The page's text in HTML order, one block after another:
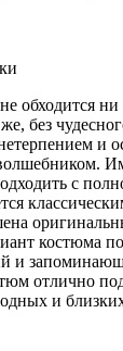
обходится
без
и
с
костюма
и
отлично
и